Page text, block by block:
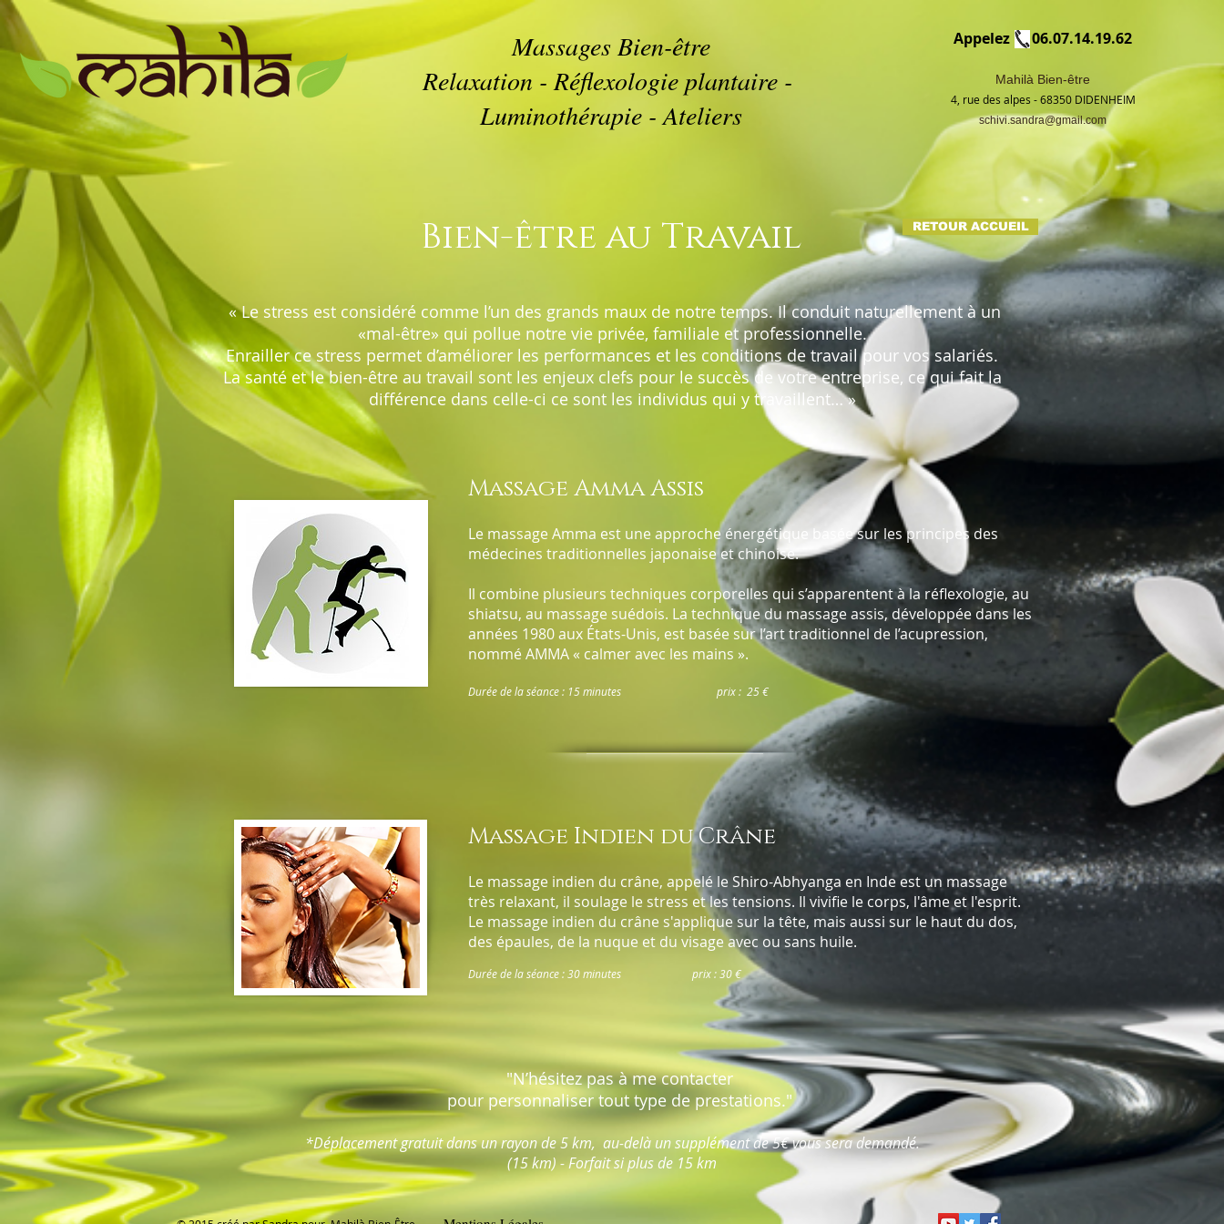
Massages Bien-être
Relaxation - Réflexologie plantaire -
Luminothérapie - Ateliers
Appelez 06.07.14.19.62
Mahilà Bien-être
4, rue des alpes - 68350 DIDENHEIM
schivi.sandra@gmail.com
Bien-être au Travail RETOUR ACCUEIL
« Le stress est considéré comme l’un des grands maux de notre temps. Il conduit naturellement à un
«mal-être» qui pollue notre vie privée, familiale et professionnelle.
Enrailler ce stress permet d’améliorer les performances et les conditions de travail pour vos salariés.
La santé et le bien-être au travail sont les enjeux clefs pour le succès de votre entreprise, ce qui fait la
différence dans celle-ci ce sont les individus qui y travaillent… »
Massage Amma Assis
Le massage Amma est une approche énergétique basée sur les principes des
médecines traditionnelles japonaise et chinoise.
Il combine plusieurs techniques corporelles qui s’apparentent à la réflexologie, au
shiatsu, au massage suédois. La technique du massage assis, développée dans les
années 1980 aux États-Unis, est basée sur l’art traditionnel de l’acupression,
nommé AMMA « calmer avec les mains ».
Durée de la séance : 15 minutes prix : 25 €
Massage Indien du Crâne
Le massage indien du crâne, appelé le Shiro-Abhyanga en Inde est un massage
très relaxant, il soulage le stress et les tensions. Il vivifie le corps, l'âme et l'esprit.
Le massage indien du crâne s'applique sur la tête, mais aussi sur le haut du dos,
des épaules, de la nuque et du visage avec ou sans huile.
Durée de la séance : 30 minutes prix : 30 €
"N’hésitez pas à me contacter
pour personnaliser tout type de prestations."
*Déplacement gratuit dans un rayon de 5 km, au-delà un supplément de 5€ vous sera demandé.
(15 km) - Forfait si plus de 15 km